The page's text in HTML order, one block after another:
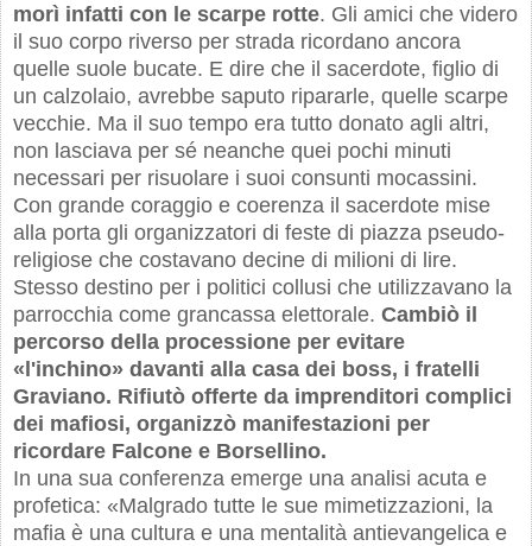
morì infatti con le scarpe rotte. Gli amici che videro
il suo corpo riverso per strada ricordano ancora
quelle suole bucate. E dire che il sacerdote, figlio di
un calzolaio, avrebbe saputo ripararle, quelle scarpe
vecchie. Ma il suo tempo era tutto donato agli altri,
non lasciava per sé neanche quei pochi minuti
necessari per risuolare i suoi consunti mocassini.
Con grande coraggio e coerenza il sacerdote mise
alla porta gli organizzatori di feste di piazza pseudo-
religiose che costavano decine di milioni di lire.
Stesso destino per i politici collusi che utilizzavano la
parrocchia come grancassa elettorale. Cambiò il
percorso della processione per evitare
«l'inchino» davanti alla casa dei boss, i fratelli
Graviano. Rifiutò offerte da imprenditori complici
dei mafiosi, organizzò manifestazioni per
ricordare Falcone e Borsellino.
In una sua conferenza emerge una analisi acuta e
profetica: «Malgrado tutte le sue mimetizzazioni, la
mafia è una cultura e una mentalità antievangelica e